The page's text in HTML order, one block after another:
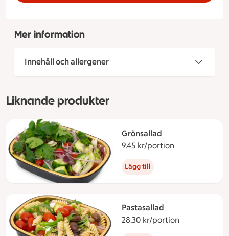
Mer information
Innehåll och allergener
Liknande produkter
Grönsallad
9.45 kr/portion
Lägg till
Pastasallad
28.30 kr/portion